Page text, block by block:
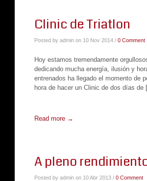
Clinic de Triatlon
Posted by admin on 10 Nov 2014 / 0 Comment
Hoy estamos tremendamente
dedicando mucha energía, ilusión y
entrenados ha llegado el momento de
hora de hacer un Clinic de dos días
Read more →
A pleno
Posted by admin on 10 Abr 2013 / 0 Comment